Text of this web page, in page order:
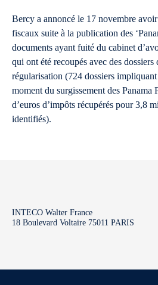
Bercy a annoncé le 17 novembre
fiscaux suite à la publication des
documents ayant fuité du cabinet
qui ont été recoupés avec des dossiers
régularisation (724 dossiers
moment du surgissement des Panama
d’euros d’impôts récupérés pour 3,8
identifiés).
INTECO Walter France
18 Boulevard Voltaire 75011 PARIS